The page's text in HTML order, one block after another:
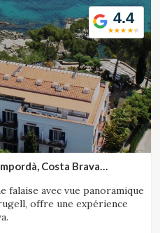
4.4
Costa Brava
falaise avec vue panoramique
offre une expérience